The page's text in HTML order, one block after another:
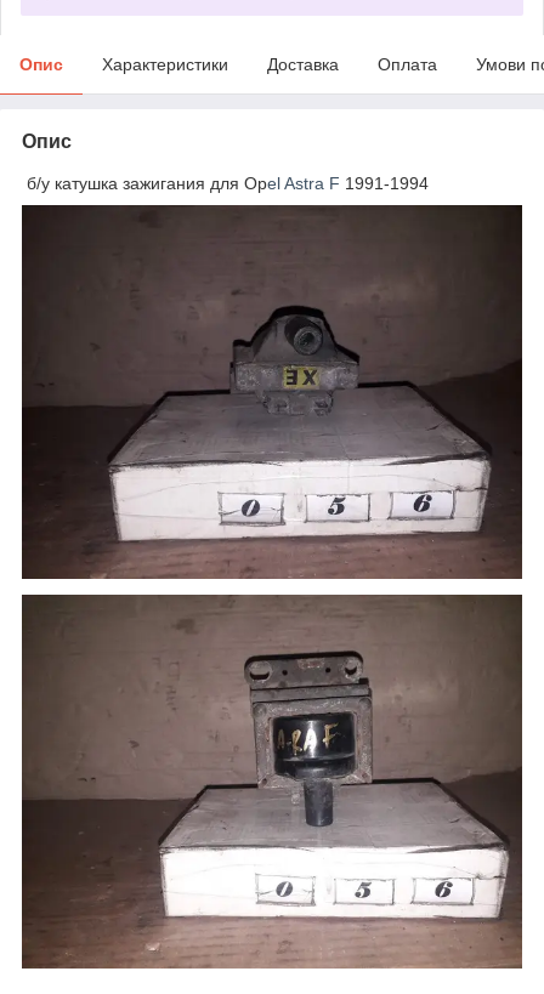
Опис Характеристики Доставка Оплата Умови
Опис
б/у катушка зажигания для Opel Astra F 1991-1994